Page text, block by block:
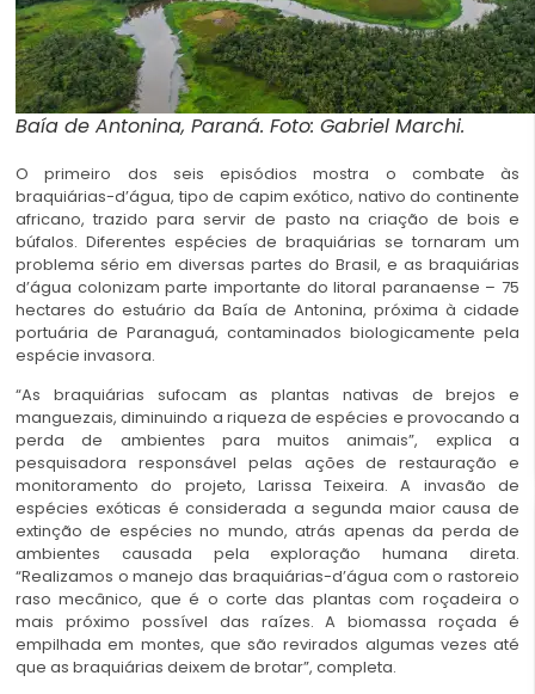
Baía de Antonina, Paraná. Foto: Gabriel Marchi.
O primeiro dos seis episódios mostra o combate às
braquiárias-d’água, tipo de capim exótico, nativo do continente
africano, trazido para servir de pasto na criação de bois e
búfalos. Diferentes espécies de braquiárias se tornaram um
problema sério em diversas partes do Brasil, e as braquiárias
d’água colonizam parte importante do litoral paranaense – 75
hectares do estuário da Baía de Antonina, próxima à cidade
portuária de Paranaguá, contaminados biologicamente pela
espécie invasora.
“As braquiárias sufocam as plantas nativas de brejos e
manguezais, diminuindo a riqueza de espécies e provocando a
perda de ambientes para muitos animais”, explica a
pesquisadora responsável pelas ações de restauração e
monitoramento do projeto, Larissa Teixeira. A invasão de
espécies exóticas é considerada a segunda maior causa de
extinção de espécies no mundo, atrás apenas da perda de
ambientes causada pela exploração humana direta.
“Realizamos o manejo das braquiárias-d’água com o rastoreio
raso mecânico, que é o corte das plantas com roçadeira o
mais próximo possível das raízes. A biomassa roçada é
empilhada em montes, que são revirados algumas vezes até
que as braquiárias deixem de brotar”, completa.